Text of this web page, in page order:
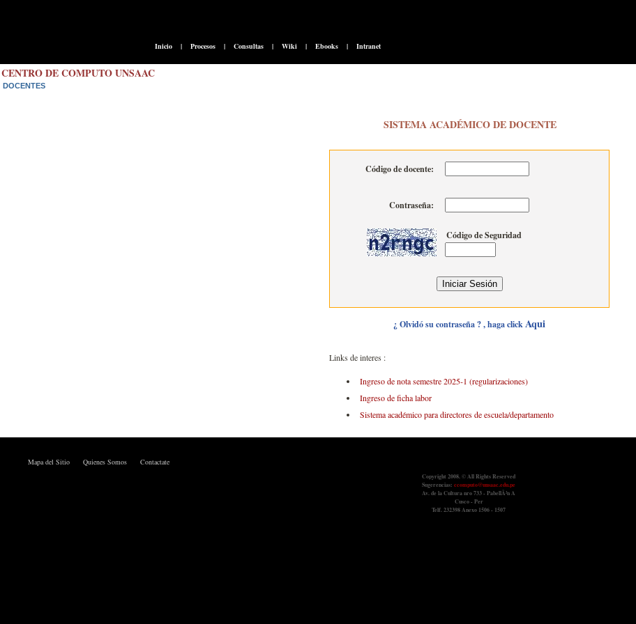
Inicio | Procesos | Consultas | Wiki | Ebooks | Intranet
CENTRO DE COMPUTO UNSAAC
DOCENTES
SISTEMA ACADÉMICO DE DOCENTE
Código de docente:
Contraseña:
Código de Seguridad
¿ Olvidó su contraseña ? , haga clickAqui
Links de interes :
Ingreso de nota semestre 2025-1 (regularizaciones)
Ingreso de ficha labor
Sistema académico para directores de escuela/departamento
Mapa del Sitio Quienes Somos Contactate
Copyright 2008. © All Rights Reserved
Sugerencias: ccomputo@unsaac.edu.pe
Av. de la Cultura nro 733 - PabellÃ³n A
Cusco - Per
Telf. 232398 Anexo 1506 - 1507